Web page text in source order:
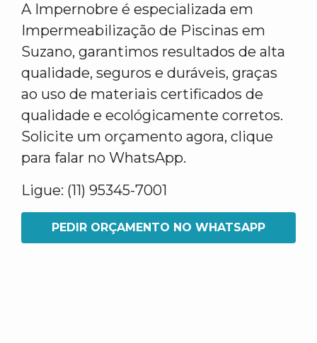
A Impernobre é especializada em
Impermeabilização de Piscinas em
Suzano, garantimos resultados de alta
qualidade, seguros e duráveis, graças
ao uso de materiais certificados de
qualidade e ecológicamente corretos.
Solicite um orçamento agora, clique
para falar no WhatsApp.
Ligue: (11) 95345-7001
PEDIR ORÇAMENTO NO WHATSAPP